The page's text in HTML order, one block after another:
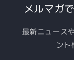
メルマガ
最新ニュース
ント